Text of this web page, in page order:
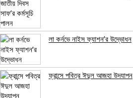
লা কর্নভে নাইস ফ্যাশন’র উদ্ভোধন
ফ্রান্সে পবিত্র ঈদুল আজহা উদযাপন